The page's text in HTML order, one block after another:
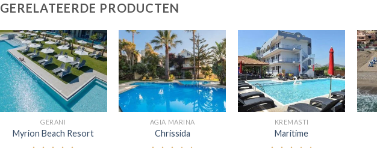
GERELATEERDE PRODUCTEN
GERANI
Myrion Beach Resort
AGIA MARINA
Chrissida
KREMASTI
Maritime